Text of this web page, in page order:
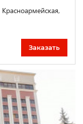
Заказать